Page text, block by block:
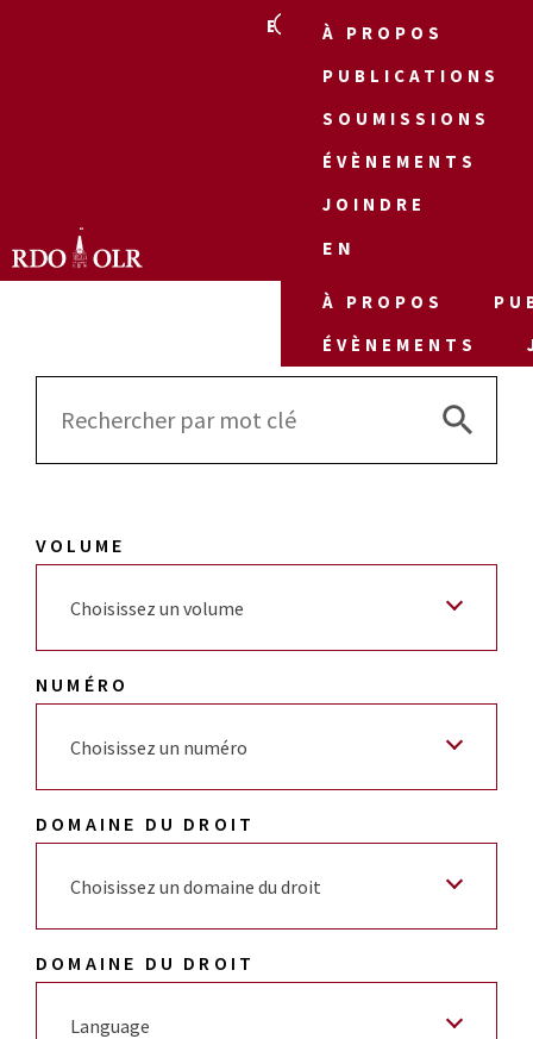
EN
À PROPOS
PUBLICATIONS
SOUMISSIONS
ÉVÈNEMENTS
JOINDRE
EN
À PROPOS
ÉVÈNEMENTS
Search
Search
VOLUME
Choisissez un volume
NUMÉRO
Choisissez un numéro
DOMAINE DU DROIT
Choisissez un domaine du droit
DOMAINE DU DROIT
Language